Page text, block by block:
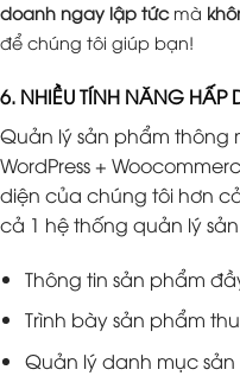
doanh ngay lập tứcmà
để chúng tôi giúp bạn!
6. NHIỀU TÍNH NĂNG HẤP
Quản lý sản phẩm thông
WordPress +
diện của chúng tôi hơn
cả 1 hệ thống quản lý
Thông tin sản phẩm
Trình bày sản phẩm
Quản lý danh mục